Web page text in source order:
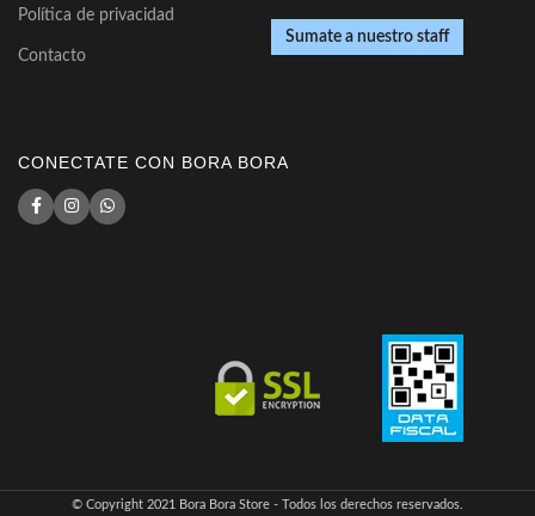
Política de privacidad
Contacto
Sumate a nuestro staff
CONECTATE CON BORA BORA
© Copyright 2021 Bora Bora Store - Todos los derechos reservados.